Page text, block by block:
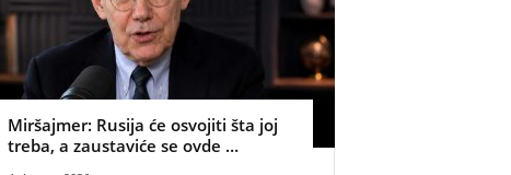
Miršajmer: Rusija će osvojiti šta joj
treba, a zaustaviće se ovde …